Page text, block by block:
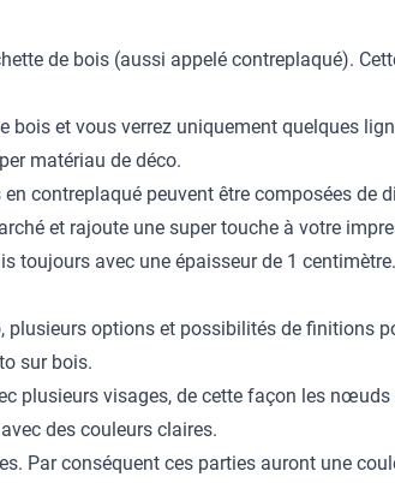
de bois (aussi appelé contreplaqué).
et vous verrez uniquement quelques
matériau de déco.
contreplaqué peuvent être composées de
et rajoute une super touche à votre
toujours avec une épaisseur de 1 centimètre.
options et possibilités de finitions
sur bois.
plusieurs visages, de cette façon les
des couleurs claires.
Par conséquent ces parties auront une